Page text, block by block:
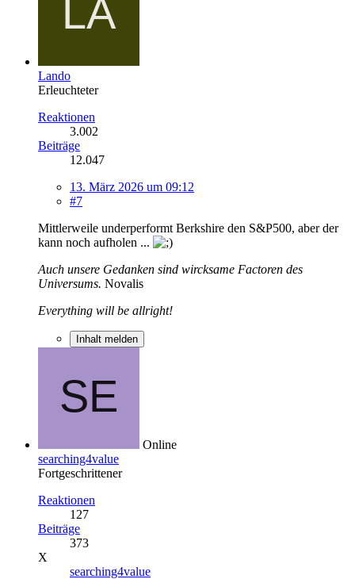
Lando
Erleuchteter
Reaktionen
3.002
Beiträge
12.047
13. März 2026 um 09:12
#7
Mittlerweile underperformt Berkshire den S&P500, aber der
kann noch aufholen ...
Auch unsere Gedanken sind wircksame Factoren des
Universums. Novalis
Everything will be allright!
Inhalt melden
Online
searching4value
Fortgeschrittener
Reaktionen
127
Beiträge
373
X
searching4value